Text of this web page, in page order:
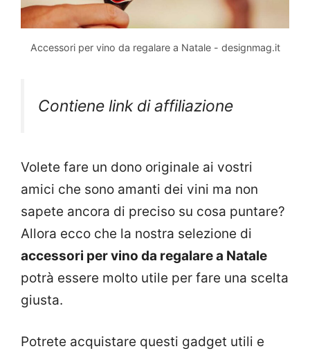
Accessori per vino da regalare a Natale - designmag.it
Contiene link di affiliazione
Volete fare un dono originale ai vostri
amici che sono amanti dei vini ma non
sapete ancora di preciso su cosa puntare?
Allora ecco che la nostra selezione di
accessori per vino da regalare a Natale
potrà essere molto utile per fare una scelta
giusta.
Potrete acquistare questi gadget utili e